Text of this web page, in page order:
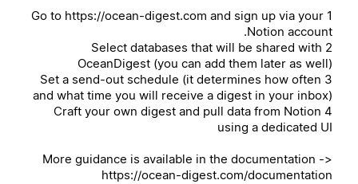
1 Go to https://ocean-digest.com and sign up via your
Notion account.
2 Select databases that will be shared with
OceanDigest (you can add them later as well)
3 Set a send-out schedule (it determines how often
and what time you will receive a digest in your inbox)
4 Craft your own digest and pull data from Notion
using a dedicated UI
More guidance is available in the documentation ->
https://ocean-digest.com/documentation